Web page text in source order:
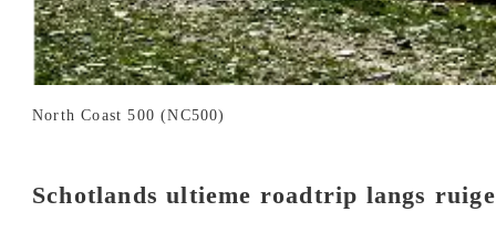
North Coast 500 (NC500)
Schotlands ultieme roadtrip langs